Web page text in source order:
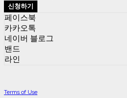
신청하기
페이스북
카카오톡
네이버 블로그
밴드
라인
Terms of Use